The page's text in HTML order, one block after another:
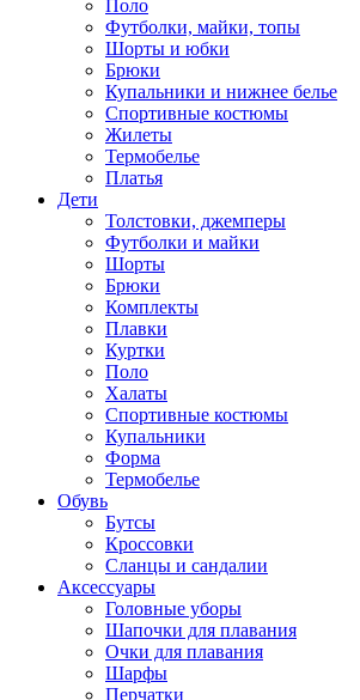
Поло
Футболки, майки, топы
Шорты и юбки
Брюки
Купальники и нижнее белье
Спортивные костюмы
Жилеты
Термобелье
Платья
Дети
Толстовки, джемперы
Футболки и майки
Шорты
Брюки
Комплекты
Плавки
Куртки
Поло
Халаты
Спортивные костюмы
Купальники
Форма
Термобелье
Обувь
Бутсы
Кроссовки
Сланцы и сандалии
Аксессуары
Головные уборы
Шапочки для плавания
Очки для плавания
Шарфы
Перчатки